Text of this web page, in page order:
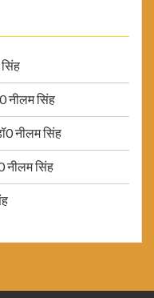
नीलम सिंह
नीलम सिंह
नीलम सिंह